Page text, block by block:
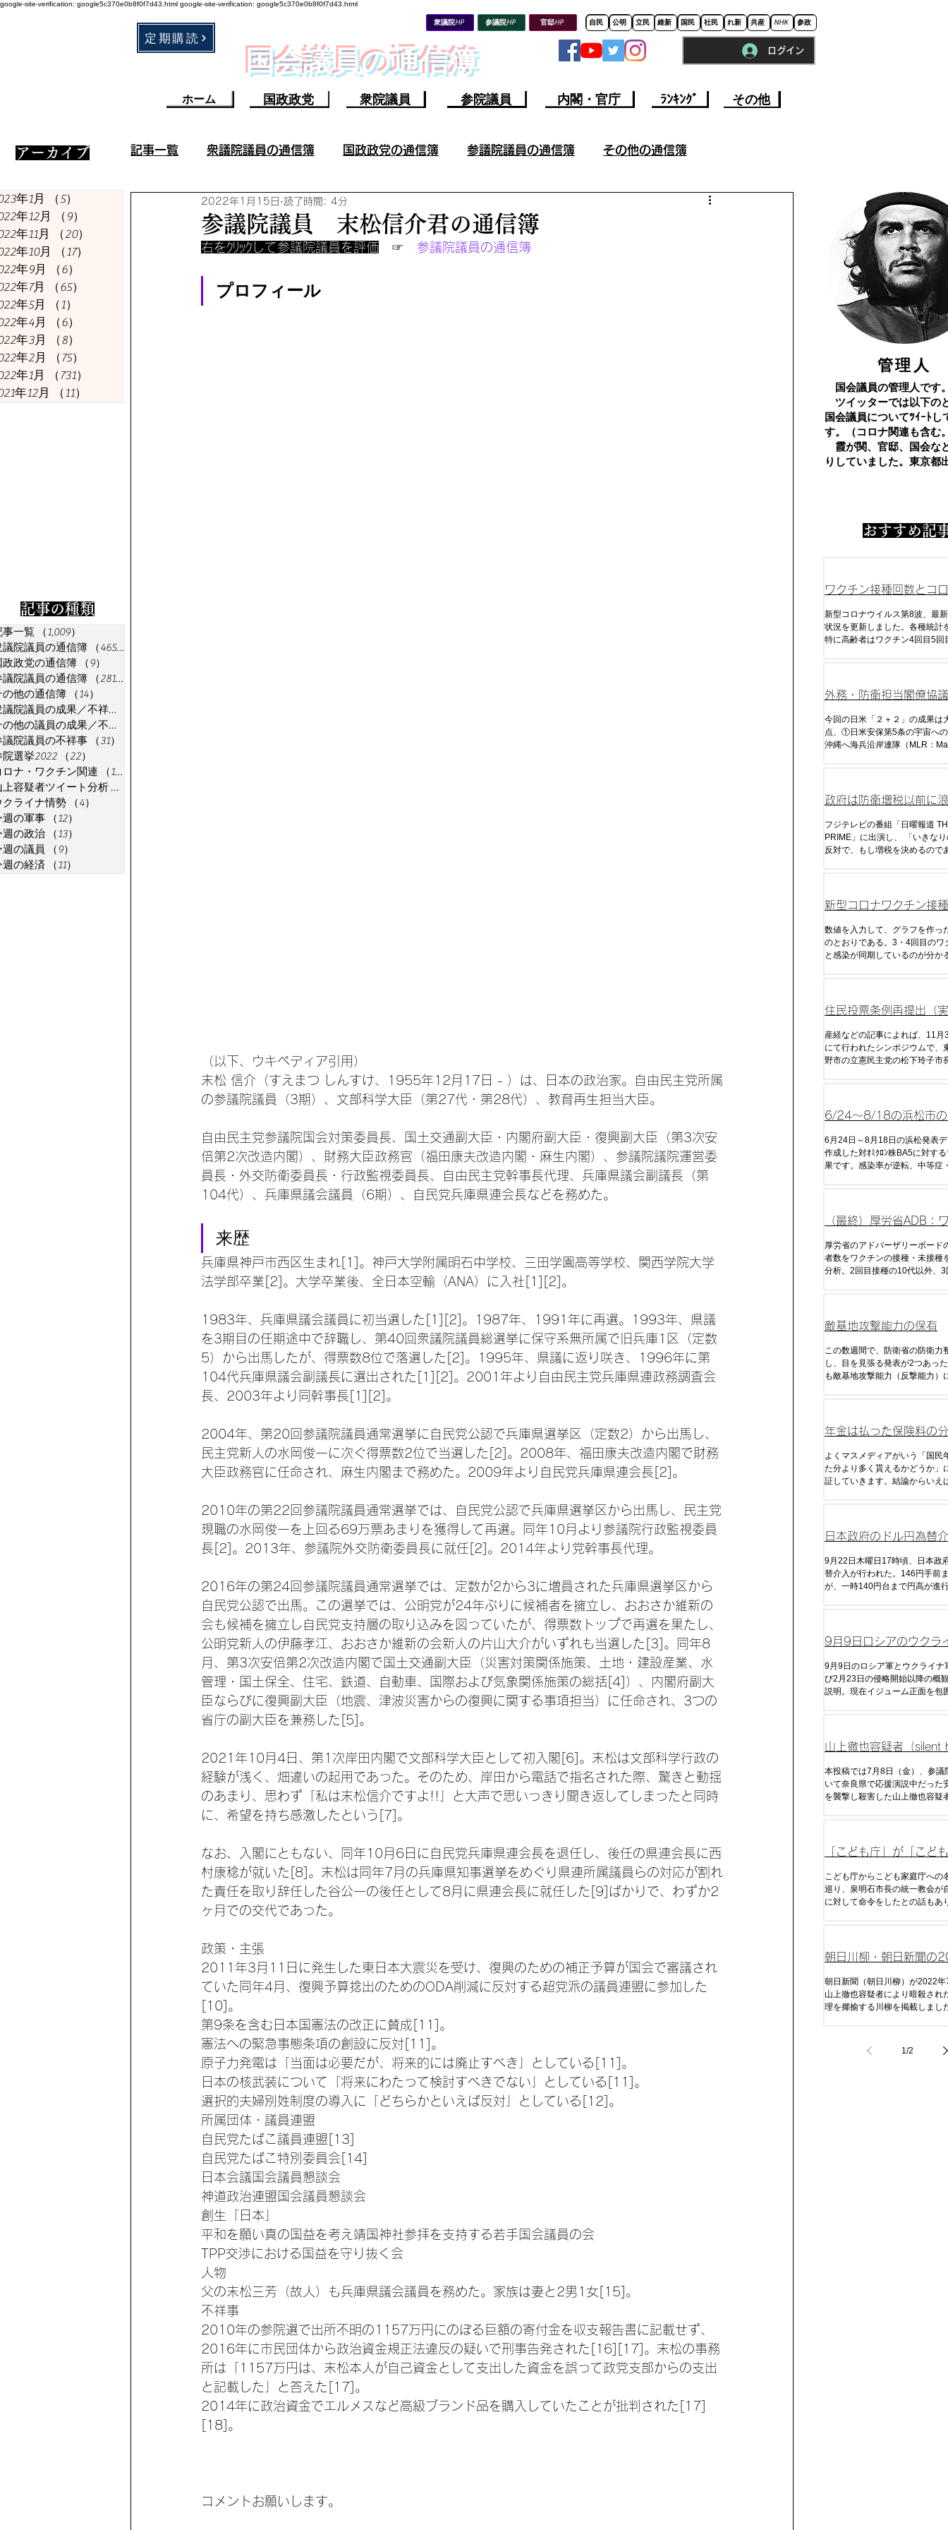
google-site-verification: google5c370e0b8f0f7d43.html google-site-verification: google5c370e0b8f0f7d43.html
定期購読
衆議院HP 参議院HP
​国会議員の通信簿
ホーム 国政政党 衆院議員 参院議員
官邸HP 自民 公明 立民 維新 国民 社民 れ新 共産 NHK 参政
ログイン
内閣・官庁 ﾗﾝｷﾝｸﾞ その他
​アーカイブ
年1月 （5）
年12月
（9）
年11月
（20）
年10月
（17）
年9月
（6）
年7月
（65）
年5月
（1）
年4月
（6）
年3月
（8）
年2月
（75）
年1月
（731）
年12月
（11）
​記事の種類
事一覧 （1,009）
議院議員の通信簿
（465）
政政党の通信簿
（9）
議院議員の通信簿
（281）
の他の通信簿
（14）
衆議院議員の成果／不祥事
その他の議員の成果／不祥事
議院議員の不祥事
（31）
院選挙2022
（22）
ロナ・ワクチン関連
（18）
上容疑者ツイート分析 （1）
クライナ情勢
（4）
週の軍事
（12）
週の政治
（13）
週の議員
（9）
週の経済
（11）
記事一覧 衆議院議員の通信簿 国政政党の通信簿 参議院議員の通信簿 その他の通信簿
衆議院議員の成果／不祥事 その他の議員の成果／不祥事 参院選挙2022
参議院議員 末松信介君の通信簿
2022年1月15日 読了時間: 4分
右をｸﾘｯｸして参議院議員を評価 ☞ 参議院議員の通信簿
プロフィール
（以下、ウキペディア引用）
末松 信介（すえまつ しんすけ、1955年12月17日 - ）は、日本の政治家。自由民主党所属
の参議院議員（3期）、文部科学大臣（第27代・第28代）、教育再生担当大臣。
自由民主党参議院国会対策委員長、国土交通副大臣・内閣府副大臣・復興副大臣（第3次安
倍第2次改造内閣）、財務大臣政務官（福田康夫改造内閣・麻生内閣）、参議院議院運営委
員長・外交防衛委員長・行政監視委員長、自由民主党幹事長代理、兵庫県議会副議長（第
104代）、兵庫県議会議員（6期）、自民党兵庫県連会長などを務めた。
来歴
兵庫県神戸市西区生まれ[1]。神戸大学附属明石中学校、三田学園高等学校、関西学院大学
法学部卒業[2]。大学卒業後、全日本空輸（ANA）に入社[1][2]。
1983年、兵庫県議会議員に初当選した[1][2]。1987年、1991年に再選。1993年、県議
を3期目の任期途中で辞職し、第40回衆議院議員総選挙に保守系無所属で旧兵庫1区（定数
5）から出馬したが、得票数8位で落選した[2]。1995年、県議に返り咲き、1996年に第
104代兵庫県議会副議長に選出された[1][2]。2001年より自由民主党兵庫県連政務調査会
長、2003年より同幹事長[1][2]。
2004年、第20回参議院議員通常選挙に自民党公認で兵庫県選挙区（定数2）から出馬し、
民主党新人の水岡俊一に次ぐ得票数2位で当選した[2]。2008年、福田康夫改造内閣で財務
大臣政務官に任命され、麻生内閣まで務めた。2009年より自民党兵庫県連会長[2]。
2010年の第22回参議院議員通常選挙では、自民党公認で兵庫県選挙区から出馬し、民主党
現職の水岡俊一を上回る69万票あまりを獲得して再選。同年10月より参議院行政監視委員
長[2]。2013年、参議院外交防衛委員長に就任[2]。2014年より党幹事長代理。
2016年の第24回参議院議員通常選挙では、定数が2から3に増員された兵庫県選挙区から
自民党公認で出馬。この選挙では、公明党が24年ぶりに候補者を擁立し、おおさか維新の
会も候補を擁立し自民党支持層の取り込みを図っていたが、得票数トップで再選を果たし、
公明党新人の伊藤孝江、おおさか維新の会新人の片山大介がいずれも当選した[3]。同年8
月、第3次安倍第2次改造内閣で国土交通副大臣（災害対策関係施策、土地・建設産業、水
管理・国土保全、住宅、鉄道、自動車、国際および気象関係施策の総括[4]）、内閣府副大
臣ならびに復興副大臣（地震、津波災害からの復興に関する事項担当）に任命され、3つの
省庁の副大臣を兼務した[5]。
2021年10月4日、第1次岸田内閣で文部科学大臣として初入閣[6]。末松は文部科学行政の
経験が浅く、畑違いの起用であった。そのため、岸田から電話で指名された際、驚きと動揺
のあまり、思わず「私は末松信介ですよ!!」と大声で思いっきり聞き返してしまったと同時
に、希望を持ち感激したという[7]。
なお、入閣にともない、同年10月6日に自民党兵庫県連会長を退任し、後任の県連会長に西
村康稔が就いた[8]。末松は同年7月の兵庫県知事選挙をめぐり県連所属議員らの対応が割れ
た責任を取り辞任した谷公一の後任として8月に県連会長に就任した[9]ばかりで、わずか2
ヶ月での交代であった。
政策・主張
2011年3月11日に発生した東日本大震災を受け、復興のための補正予算が国会で審議され
ていた同年4月、復興予算捻出のためのODA削減に反対する超党派の議員連盟に参加した
[10]。
第9条を含む日本国憲法の改正に賛成[11]。
憲法への緊急事態条項の創設に反対[11]。
原子力発電は「当面は必要だが、将来的には廃止すべき」としている[11]。
日本の核武装について「将来にわたって検討すべきでない」としている[11]。
選択的夫婦別姓制度の導入に「どちらかといえば反対」としている[12]。
所属団体・議員連盟
自民党たばこ議員連盟[13]
自民党たばこ特別委員会[14]
日本会議国会議員懇談会
神道政治連盟国会議員懇談会
創生「日本」
平和を願い真の国益を考え靖国神社参拝を支持する若手国会議員の会
TPP交渉における国益を守り抜く会
人物
父の末松三芳（故人）も兵庫県議会議員を務めた。家族は妻と2男1女[15]。
不祥事
2010年の参院選で出所不明の1157万円にのぼる巨額の寄付金を収支報告書に記載せず、
2016年に市民団体から政治資金規正法違反の疑いで刑事告発された[16][17]。末松の事務
所は「1157万円は、末松本人が自己資金として支出した資金を誤って政党支部からの支出
と記載した」と答えた[17]。
2014年に政治資金でエルメスなど高級ブランド品を購入していたことが批判された[17]
[18]。
コメントお願いします。
​管理人
国会議員の管理人です
ツイッターでは以下の
国会議員についてﾂｲｰﾄし
す。（コロナ関連も含む
霞が関、官邸、国会な
りしていました。東京都
おすすめ記
ワクチン接種回数とコ
及びコロナ死
新型コロナウイルス第8波、最
状況を更新しました。各種統計
特に高齢者はワクチン4回目5回
外務・防衛担当閣僚協
ラス2）
今回の日米「２＋２」の成果は
点、①日米安保第5条の宇宙へ
沖縄へ海兵沿岸連隊（MLR：
政府は防衛増税以前に
くすべき
フジテレビの番組「日曜報道
PRIME」に出演し、 「いきなりの増税には
反対で、もし増税を決めるので
断いただく必要が当然ある」と
た。
新型コロナワクチン接
ナ感染・死・超過死亡
数値を入力して、グラフを作っ
のとおりである。3・4回目のワ
と感染が同期しているのが分か
の波形と強く相関していること
住民投票条例再提出（
国人参政権） へ 松下市
向表明
産経などの記事によれば、11月
にて行われたシンポジウムで、
野市の立憲民主党の松下玲子市
でも投票権を与えると明言し、
の政策決定
6/24～8/18の浜松市の
ワクチン効果（発症率
率・重症率）
6月24日～8月18日の浜松発表
作成した対ｵﾐｸﾛﾝ株BA5に対す
果です。感染率が逆転、中等症
（最終）厚労省ADB：
接種による発症率の逆転
厚労省のアドバーザリーボード
者数をワクチンの接種・未接種
分析。2回目接種の10代以外、3
敵基地攻撃能力の保有
この数週間で、防衛省の防衛力
し、目を見張る発表が2つあっ
も敵基地攻撃能力（反撃能力）
年金は払った保険料の
く貰えるのか
よくマスメディアがいう「国民
た分より多く貰えるかどうか」
証していきます。結論からいえ
きな理由は「税金」です。
日本政府のドル円為替
析・予想
9月22日木曜日17時頃、日本政
替介入が行われた。146円手前
が、一時140円台まで円高が進
9月9日ロシアのウクラ
戦況分析
9月9日のロシア軍とウクライナ
び2月23日の侵略開始以降の概
説明。現在イジューム正面を包
山上徹也容疑者（silent
333@333_hill）のツイ
本投稿では7月8日（金）、参議
いて奈良県で応援演説中だった
を襲撃し殺害した山上徹也容疑
「こども庁」が「こど
庁」に変更された経緯
こども庁からこども家庭庁への
巡り、泉明石市長の統一教会が
に対して命令をしたとの話もあ
朝日川柳・朝日新聞の
月16日の西木空人選
朝日新聞（朝日川柳）が2022
山上徹也容疑者により暗殺され
理を揶揄する川柳を掲載しまし
か。見ていきましょう。まず、
なった遠因である「ラサール石
1/2